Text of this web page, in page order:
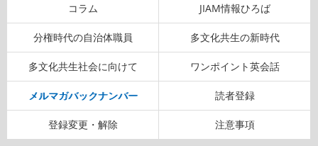
コラム JIAM情報ひろば
分権時代の自治体職員 多文化共生の新時代
多文化共生社会に向けて ワンポイント英会話
メルマガバックナンバー 読者登録
登録変更・解除 注意事項